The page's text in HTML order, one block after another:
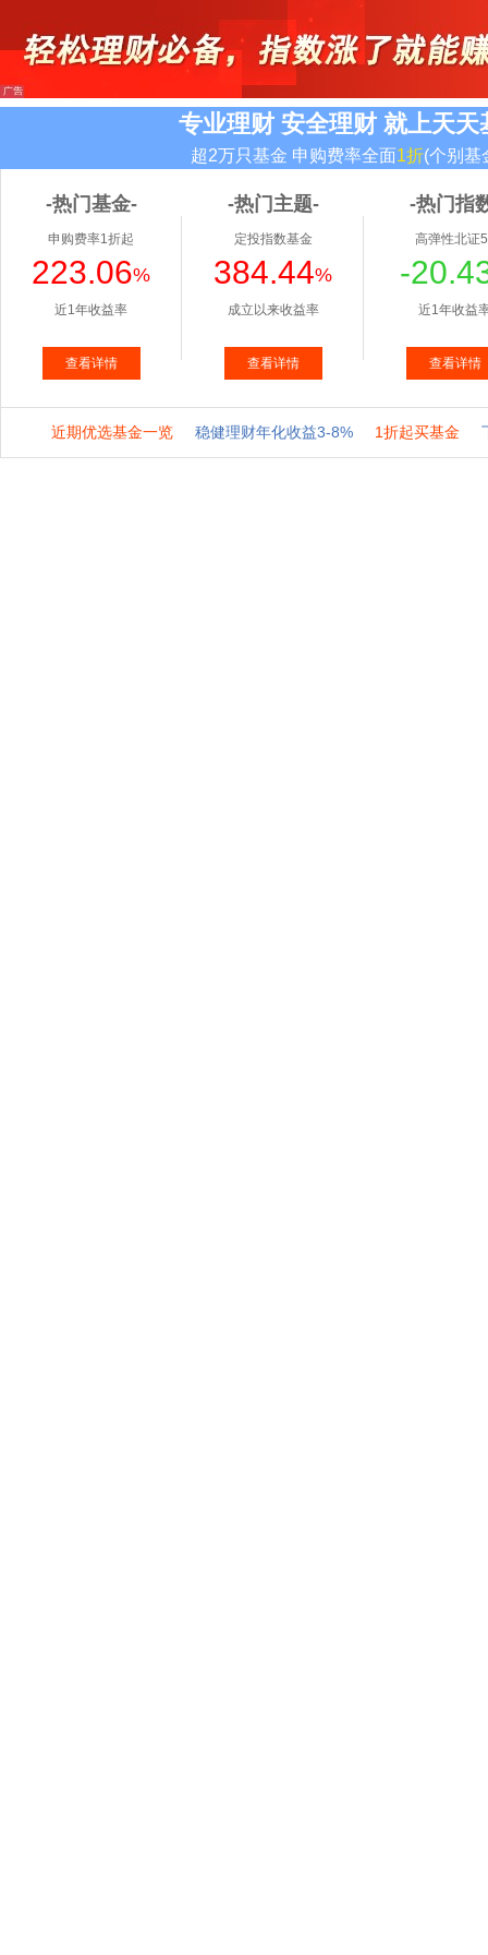
专业理财 安全理财 就上天天
超2万只基金 申购费率全面1折(个别基
-热门基金-
申购费率1折起
223.06%
近1年收益率
查看详情
-热门主题-
定投指数基金
384.44%
成立以来收益率
查看详情
-热门指
高弹性北证
-
近1年收益
查看详情
近期优选基金一览 稳健理财年化收益3-8% 1折起买基金